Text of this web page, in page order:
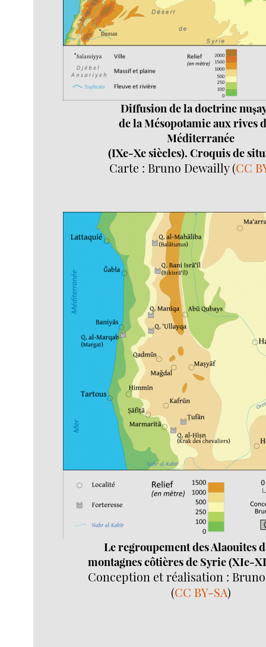
Diffusion de la doctrine
de la Mésopotamie aux rives
Méditerranée
(IXe-Xe siècles). Croquis de
Carte : Bruno Dewailly (CC
Le regroupement des Alaouites
montagnes côtières de Syrie (XIe-
Conception et réalisation :
(CC BY-SA)